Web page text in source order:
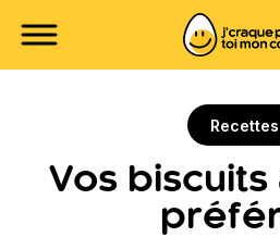
Recettes
Vos biscuits